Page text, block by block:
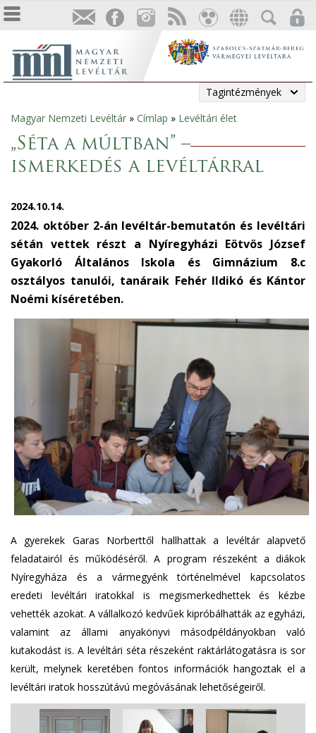
Tagintézmények
Jelenlegi
hely
Magyar Nemzeti Levéltár » Címlap » Levéltári élet
„Séta a múltban” –
ismerkedés a levéltárral
2024.10.14.
2024. október 2-án levéltár-bemutatón és levéltári
sétán vettek részt a Nyíregyházi Eötvös József
Gyakorló Általános Iskola és Gimnázium 8.c
osztályos tanulói, tanáraik Fehér Ildikó és Kántor
Noémi kíséretében.
A gyerekek Garas Norberttől hallhattak a levéltár alapvető
feladatairól és működéséről. A program részeként a diákok
Nyíregyháza és a vármegyénk történelmével kapcsolatos
eredeti levéltári iratokkal is megismerkedhettek és kézbe
vehették azokat. A vállalkozó kedvűek kipróbálhatták az egyházi,
valamint az állami anyakönyvi másodpéldányokban való
kutakodást is. A levéltári séta részeként raktárlátogatásra is sor
került, melynek keretében fontos információk hangoztak el a
levéltári iratok hosszútávú megóvásának lehetőségeiről.